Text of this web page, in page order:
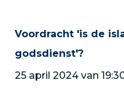
Voordracht 'is de
godsdienst'?
25 april 2024 van